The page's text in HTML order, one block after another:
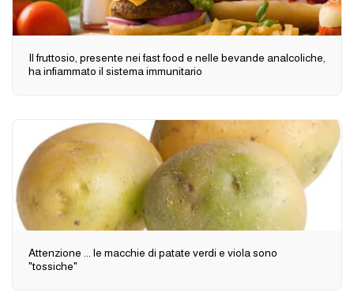
Il fruttosio, presente nei fast food e nelle bevande analcoliche,
ha infiammato il sistema immunitario
Attenzione ... le macchie di patate verdi e viola sono
"tossiche"